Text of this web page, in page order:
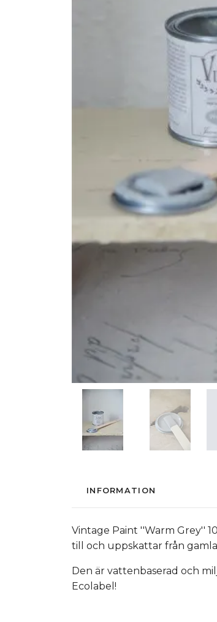
INFORMATION
Vintage Paint ''Warm Grey''
till och uppskattar från
Den är vattenbaserad och
Ecolabel!